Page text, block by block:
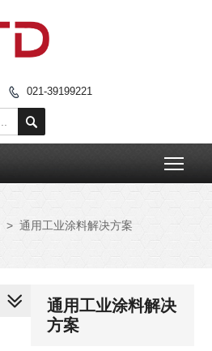
 021-39199221

> 通用工业涂料解决方案
通用工业涂料解决
方案